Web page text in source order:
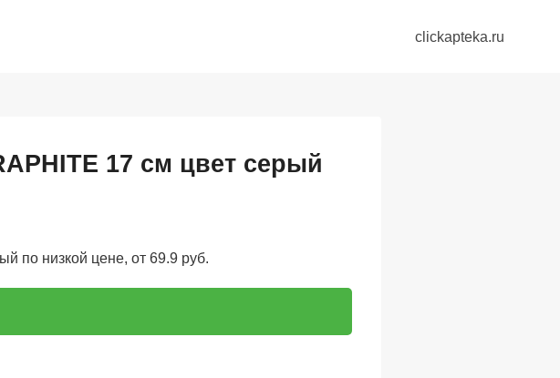
clickapteka.ru
17 см цвет серый
по низкой цене, от 69.9 руб.